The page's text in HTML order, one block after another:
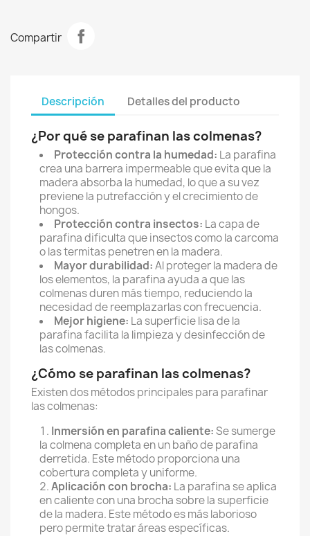
Compartir
Descripción Detalles del producto
¿Por qué se parafinan las colmenas?
Protección contra la humedad: La parafina
crea una barrera impermeable que evita que la
madera absorba la humedad, lo que a su vez
previene la putrefacción y el crecimiento de
hongos.
Protección contra insectos: La capa de
parafina dificulta que insectos como la carcoma
o las termitas penetren en la madera.
Mayor durabilidad:Al proteger la madera de
los elementos, la parafina ayuda a que las
colmenas duren más tiempo, reduciendo la
necesidad de reemplazarlas con frecuencia.
Mejor higiene: La superficie lisa de la
parafina facilita la limpieza y desinfección de
las colmenas.
¿Cómo se parafinan las colmenas?
Existen dos métodos principales para parafinar
las colmenas:
Inmersión en parafina caliente:Se sumerge
la colmena completa en un baño de parafina
derretida. Este método proporciona una
cobertura completa y uniforme.
Aplicación con brocha: La parafina se aplica
en caliente con una brocha sobre la superficie
de la madera. Este método es más laborioso
pero permite tratar áreas específicas.